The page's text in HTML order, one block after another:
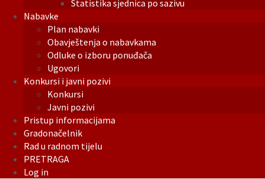
Statistika sjednica po sazivu
Nabavke
Plan nabavki
Obavještenja o nabavkama
Odluke o izboru ponuđača
Ugovori
Konkursi i javni pozivi
Konkursi
Javni pozivi
Pristup informacijama
Gradonačelnik
Rad u radnom tijelu
PRETRAGA
Log in